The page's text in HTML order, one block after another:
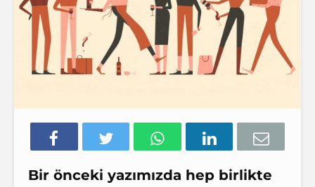
Bir önceki yazımızda hep birlikte